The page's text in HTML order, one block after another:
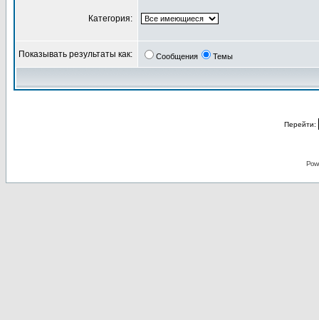
Категория:
Показывать результаты как: Сообщения Темы
Перейти: